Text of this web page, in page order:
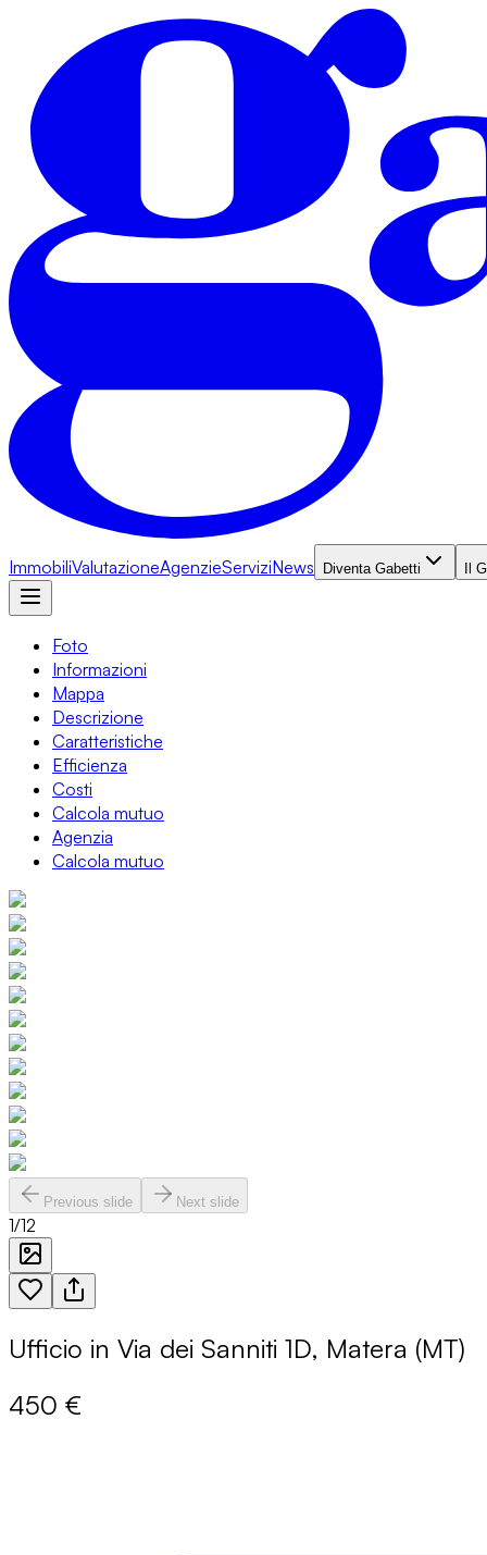
ImmobiliValutazioneAgenzieServiziNews Diventa Gabetti Il
Foto
Informazioni
Mappa
Descrizione
Caratteristiche
Efficienza
Costi
Calcola mutuo
Agenzia
Calcola mutuo
Previous slide Next slide
1/12
Ufficio in Via dei Sanniti 1D, Matera (MT)
450 €